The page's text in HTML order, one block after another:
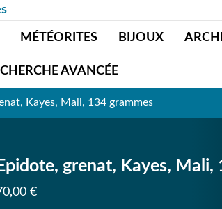
MÉTÉORITES BIJOUX
AVANCÉE
Kayes, Mali, 134 grammes
Epidote, grenat, Kayes, Mali,
€